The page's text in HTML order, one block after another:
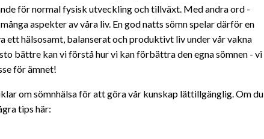
för normal fysisk utveckling och tillväxt. Med andra ord -
aspekter av våra liv. En god natts sömn spelar därför en
ett hälsosamt, balanserat och produktivt liv under vår vakna
bättre kan vi förstå hur vi kan förbättra den egna sömnen - vi
för ämnet!
om sömnhälsa för att göra vår kunskap lättillgänglig. Om du
tips här: